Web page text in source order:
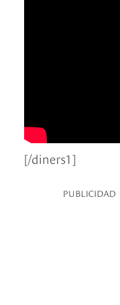
[/diners1]
PUBLICIDAD